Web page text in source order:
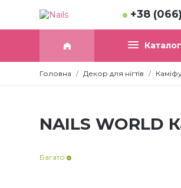
+38
Каталог
Головна Декор для нігтів
NAILS WORLD
Багато